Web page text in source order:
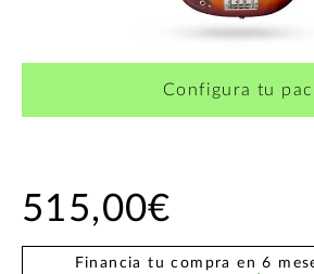
¿Quieres crearte tu
Configura tu
515,00€
Financia tu compra en 6